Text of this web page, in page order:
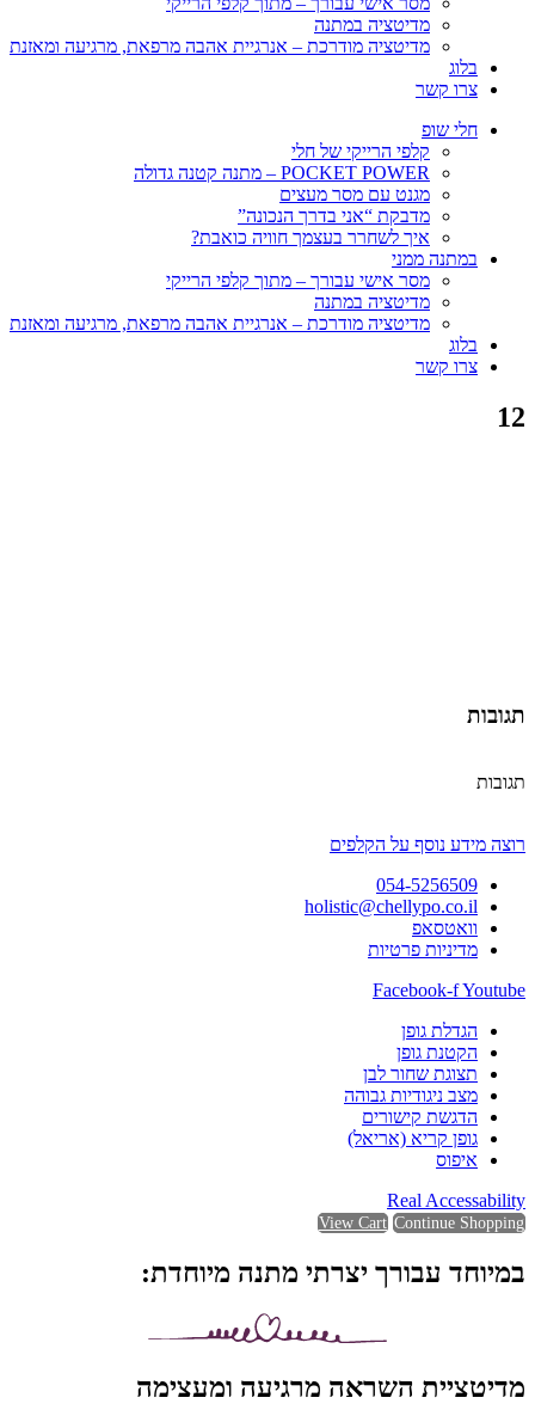
מדיטציה במתנה
מדיטציה מודרכת – אנרגיית אהבה מרפאת, מרגיעה ומאזנת
בלוג
צרו קשר
חלי שופ
קלפי הרייקי של חלי
POCKET POWER – מתנה קטנה גדולה
מגנט עם מסר מעצים
מדבקת “אני בדרך הנכונה”
איך לשחרר בעצמך חוויה כואבת?
במתנה ממני
מסר אישי עבורך – מתוך קלפי הרייקי
מדיטציה במתנה
מדיטציה מודרכת – אנרגיית אהבה מרפאת, מרגיעה ומאזנת
בלוג
צרו קשר
12
תגובות
תגובות
רוצה מידע נוסף על הקלפים
054-5256509
holistic@chellypo.co.il
וואטסאפ
מדיניות פרטיות
Facebook-fYoutube
הגדלת גופן
הקטנת גופן
תצוגת שחור לבן
מצב ניגודיות גבוהה
הדגשת קישורים
גופן קריא (אריאל)
איפוס
Real Accessability
View Cart Continue Shopping
במיוחד עבורך יצרתי מתנה מיוחדת:
מדיטציית השראה מרגיעה ומעצימה